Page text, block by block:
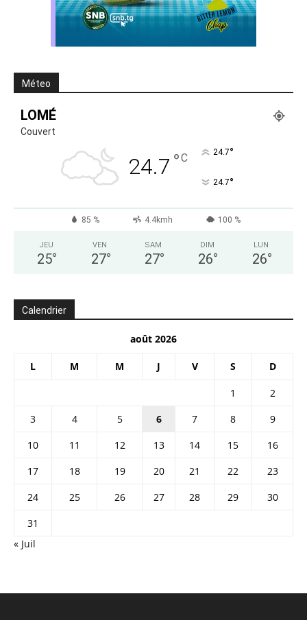
Méteo
LOMÉ
Couvert
24.7 °C 24.7°
24.7°
85 % 4.4kmh 100 %
JEU
25°
VEN
27°
SAM
27°
DIM
26°
LUN
26°
Calendrier
août 2026
L M M J V S D
1
2
3
4 5 6 7 8
9
10
11 12 13 14 15
16
17
18 19 20 21 22
23
24
25 26 27 28 29
30
31
« Juil